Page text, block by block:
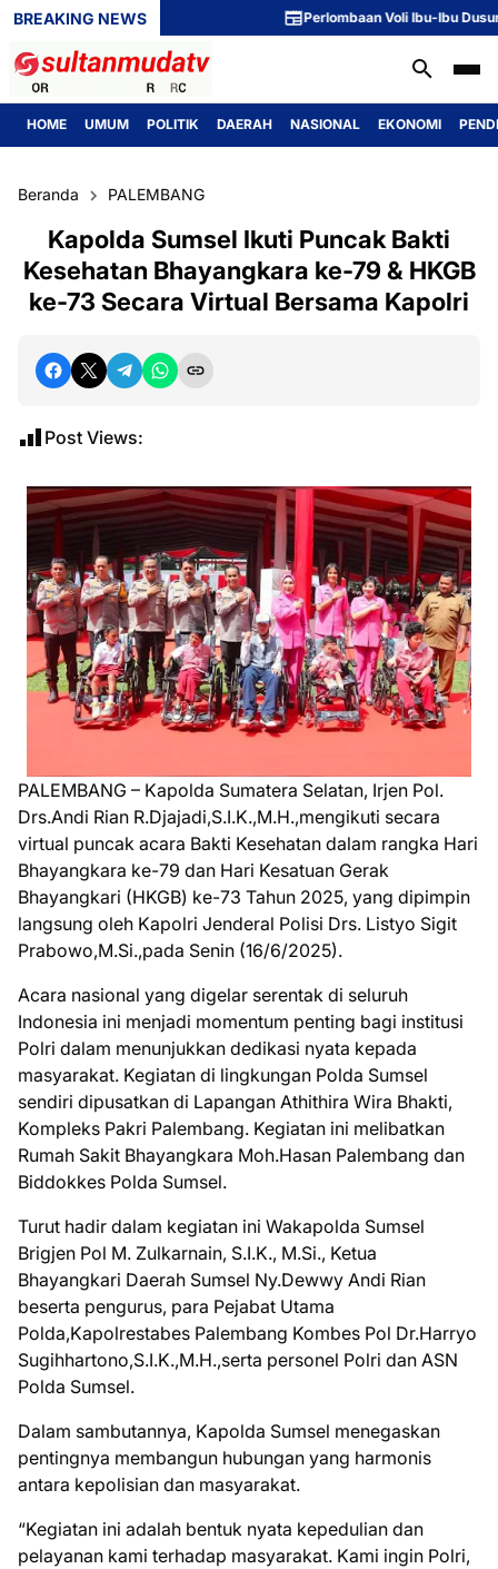
BREAKING NEWS Perlombaan Voli Ibu-Ibu Dusun 1
HOME UMUM POLITIK DAERAH NASIONAL EKONOMI
Beranda PALEMBANG
Kapolda Sumsel Ikuti Puncak Bakti
Kesehatan Bhayangkara ke-79 & HKGB
ke-73 Secara Virtual Bersama Kapolri
Post Views:
PALEMBANG – Kapolda Sumatera Selatan, Irjen Pol.
Drs.Andi Rian R.Djajadi,S.I.K.,M.H.,mengikuti secara
virtual puncak acara Bakti Kesehatan dalam rangka Hari
Bhayangkara ke-79 dan Hari Kesatuan Gerak
Bhayangkari (HKGB) ke-73 Tahun 2025, yang dipimpin
langsung oleh Kapolri Jenderal Polisi Drs. Listyo Sigit
Prabowo,M.Si.,pada Senin (16/6/2025).
Acara nasional yang digelar serentak di seluruh
Indonesia ini menjadi momentum penting bagi institusi
Polri dalam menunjukkan dedikasi nyata kepada
masyarakat. Kegiatan di lingkungan Polda Sumsel
sendiri dipusatkan di Lapangan Athithira Wira Bhakti,
Kompleks Pakri Palembang. Kegiatan ini melibatkan
Rumah Sakit Bhayangkara Moh.Hasan Palembang dan
Biddokkes Polda Sumsel.
Turut hadir dalam kegiatan ini Wakapolda Sumsel
Brigjen Pol M. Zulkarnain, S.I.K., M.Si., Ketua
Bhayangkari Daerah Sumsel Ny.Dewwy Andi Rian
beserta pengurus, para Pejabat Utama
Polda,Kapolrestabes Palembang Kombes Pol Dr.Harryo
Sugihhartono,S.I.K.,M.H.,serta personel Polri dan ASN
Polda Sumsel.
Dalam sambutannya, Kapolda Sumsel menegaskan
pentingnya membangun hubungan yang harmonis
antara kepolisian dan masyarakat.
“Kegiatan ini adalah bentuk nyata kepedulian dan
pelayanan kami terhadap masyarakat. Kami ingin Polri,